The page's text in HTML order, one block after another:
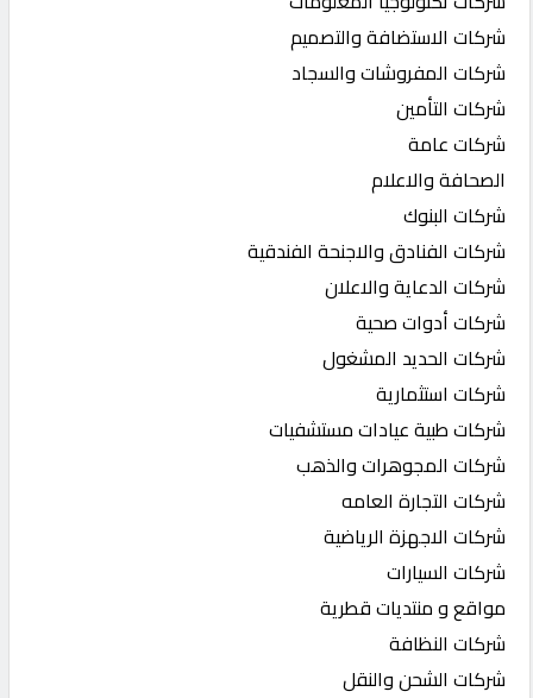
شركات الاستضافة والتصميم
شركات المفروشات والسجاد
شركات التأمين
شركات عامة
الصحافة والاعلام
شركات البنوك
شركات الفنادق والاجنحة الفندقية
شركات الدعاية والاعلان
شركات أدوات صحية
شركات الحديد المشغول
شركات استثمارية
شركات طبية عيادات مستشفيات
شركات المجوهرات والذهب
شركات التجارة العامه
شركات الاجهزة الرياضية
شركات السيارات
مواقع و منتديات قطرية
شركات النظافة
شركات الشحن والنقل